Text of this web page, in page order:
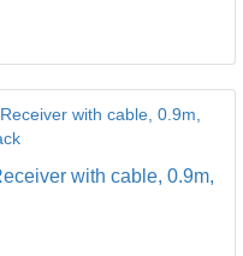
with cable, 0.9m,